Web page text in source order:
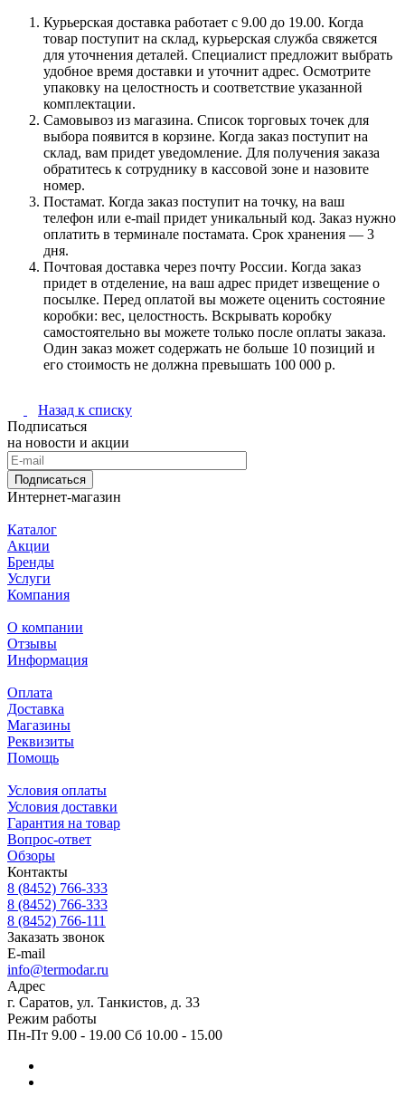
Курьерская доставка работает с 9.00 до 19.00. Когда
товар поступит на склад, курьерская служба свяжется
для уточнения деталей. Специалист предложит выбрать
удобное время доставки и уточнит адрес. Осмотрите
упаковку на целостность и соответствие указанной
комплектации.
Самовывоз из магазина. Список торговых точек для
выбора появится в корзине. Когда заказ поступит на
склад, вам придет уведомление. Для получения заказа
обратитесь к сотруднику в кассовой зоне и назовите
номер.
Постамат. Когда заказ поступит на точку, на ваш
телефон или e-mail придет уникальный код. Заказ нужно
оплатить в терминале постамата. Срок хранения — 3
дня.
Почтовая доставка через почту России. Когда заказ
придет в отделение, на ваш адрес придет извещение о
посылке. Перед оплатой вы можете оценить состояние
коробки: вес, целостность. Вскрывать коробку
самостоятельно вы можете только после оплаты заказа.
Один заказ может содержать не больше 10 позиций и
его стоимость не должна превышать 100 000 р.
Назад к списку
Подписаться
на новости и акции
Подписаться
Интернет-магазин
Каталог
Акции
Бренды
Услуги
Компания
О компании
Отзывы
Информация
Оплата
Доставка
Магазины
Реквизиты
Помощь
Условия оплаты
Условия доставки
Гарантия на товар
Вопрос-ответ
Обзоры
Контакты
8 (8452) 766-333
8 (8452) 766-333
8 (8452) 766-111
Заказать звонок
E-mail
info@termodar.ru
Адрес
г. Саратов, ул. Танкистов, д. 33
Режим работы
Пн-Пт 9.00 - 19.00 Сб 10.00 - 15.00